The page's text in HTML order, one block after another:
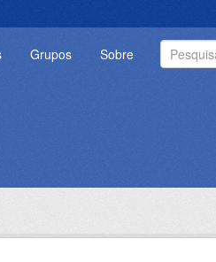
Grupos Sobre